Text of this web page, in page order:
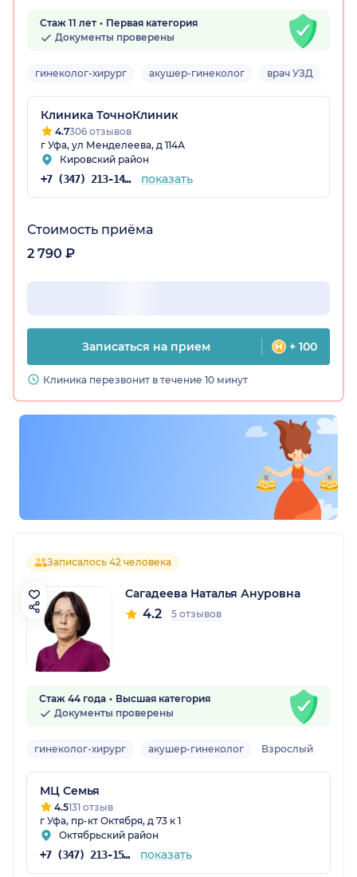
Стаж 11 лет
Первая категория
Документы проверены
гинеколог-хирург акушер-гинеколог врач УЗД
Клиника ТочноКлиник
4.7306 отзывов
г Уфа, ул Менделеева, д 114А
Кировский район
+7 (347) 213-14-72 показать
Стоимость приёма
2 790 ₽
Записаться на прием + 100
Клиника перезвонит в течение 10 минут
Записалось 42 человека
Сагадеева Наталья Ануровна
4.2 5 отзывов
Стаж 44 года
Высшая категория
Документы проверены
гинеколог-хирург акушер-гинеколог Взрослый
МЦ Семья
4.5131 отзыв
г Уфа, пр-кт Октября, д 73 к 1
Октябрьский район
+7 (347) 213-15-72 показать